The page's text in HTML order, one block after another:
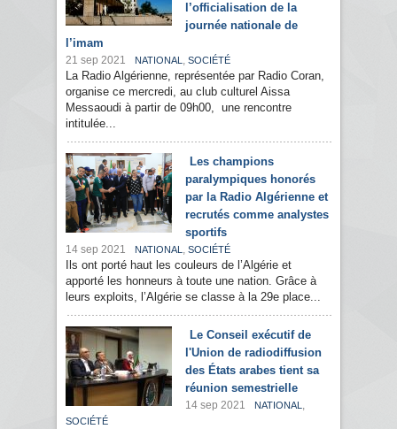
l’officialisation de la
journée nationale de
l’imam
21 sep 2021 NATIONAL , SOCIÉTÉ
La Radio Algérienne, représentée par Radio Coran,
organise ce mercredi, au club culturel Aissa
Messaoudi à partir de 09h00, une rencontre
intitulée...
Les champions
paralympiques honorés
par la Radio Algérienne et
recrutés comme analystes
sportifs
14 sep 2021 NATIONAL , SOCIÉTÉ
Ils ont porté haut les couleurs de l’Algérie et
apporté les honneurs à toute une nation. Grâce à
leurs exploits, l’Algérie se classe à la 29e place...
Le Conseil exécutif de
l'Union de radiodiffusion
des États arabes tient sa
réunion semestrielle
14 sep 2021 NATIONAL ,
SOCIÉTÉ